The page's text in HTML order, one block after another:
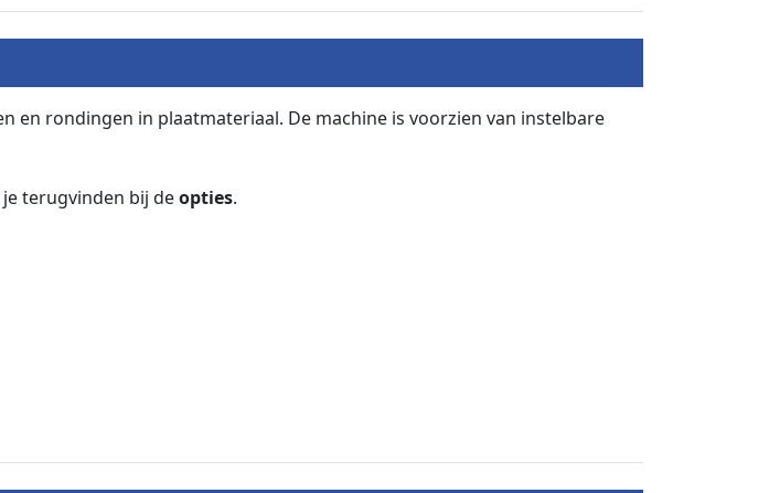
en rondingen in plaatmateriaal. De machine is voorzien van instelbare
terugvinden bij deopties.